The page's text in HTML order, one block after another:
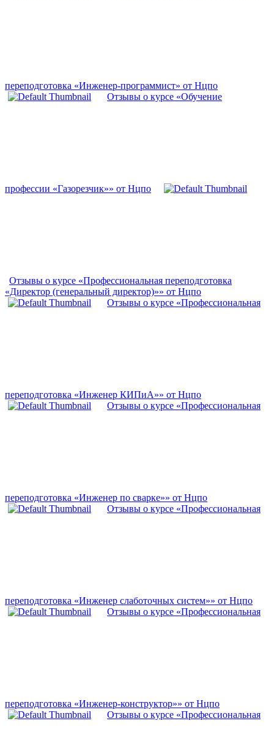
переподготовка «Инженер-программист» от Нцпо
Отзывы о курсе «Обучение
профессии «Газорезчик»» от Нцпо
Отзывы о курсе «Профессиональная переподготовка
«Директор (генеральный директор)»» от Нцпо
Отзывы о курсе «Профессиональная
переподготовка «Инженер КИПиА»» от Нцпо
Отзывы о курсе «Профессиональная
переподготовка «Инженер по сварке»» от Нцпо
Отзывы о курсе «Профессиональная
переподготовка «Инженер слаботочных систем»» от Нцпо
Отзывы о курсе «Профессиональная
переподготовка «Инженер-конструктор»» от Нцпо
Отзывы о курсе «Профессиональная